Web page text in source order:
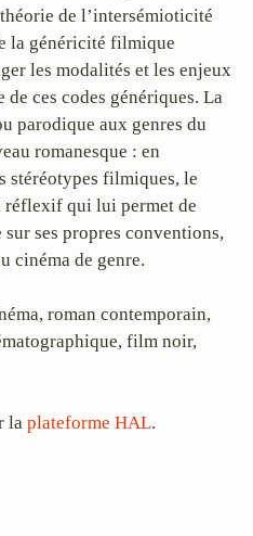
de l’intersémioticité
la généricité filmique
les modalités et les enjeux
ces codes génériques. La
parodique aux genres du
romanesque : en
stéréotypes filmiques, le
réflexif qui lui permet de
ses propres conventions,
cinéma de genre.
roman contemporain,
film noir,
la plateforme HAL.